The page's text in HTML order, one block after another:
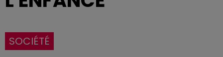
SOCIÉTÉ